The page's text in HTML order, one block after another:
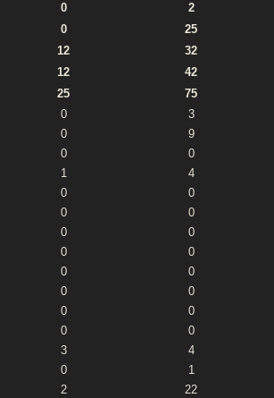
0 2
0 25
12 32
12 42
25 75
0 3
0 9
0 0
1 4
0 0
0 0
0 0
0 0
0 0
0 0
0 0
0 0
3 4
0 1
2 22